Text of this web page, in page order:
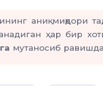
аниқ миқдори
ҳар бир
мутаносиб